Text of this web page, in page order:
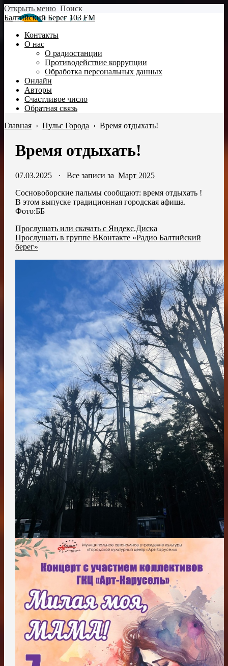
Открыть меню Поиск
Балтийский Берег 103 FM
Контакты
О нас
О радиостанции
Противодействие коррупции
Обработка персональных данных
Онлайн
Авторы
Счастливое число
Обратная связь
Главная › Пульс Города › Время отдыхать!
Время отдыхать!
07.03.2025· Все записи за Март 2025
Сосновоборские пальмы сообщают: время отдыхать !
В этом выпуске традиционная городская афиша.
Фото:ББ
Прослушать или скачать с Яндекс.Диска
Прослушать в группе ВКонтакте «Радио Балтийский
берег»